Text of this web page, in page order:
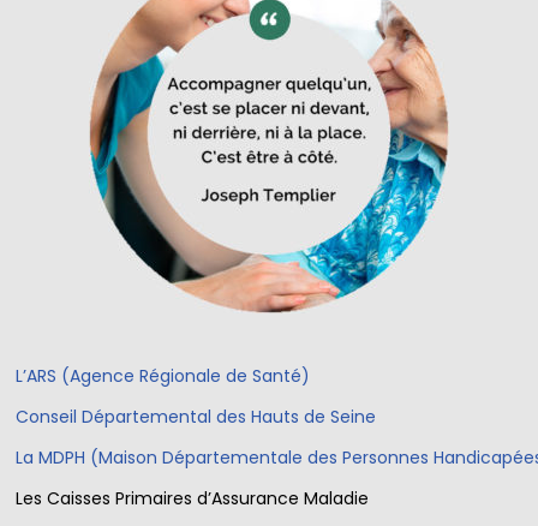
L’ARS (Agence Régionale de Santé)
Conseil Départemental des Hauts de Seine
La MDPH (Maison Départementale des Personnes
Les Caisses Primaires d’Assurance Maladie